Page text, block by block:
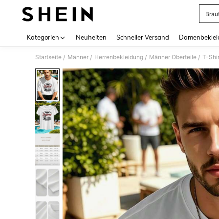
Kategorien Neuheiten Schneller Versand
Startseite / Männer / Herrenbekleidung / Männer Oberteile / T-